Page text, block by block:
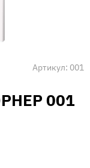
Артикул: 001
001